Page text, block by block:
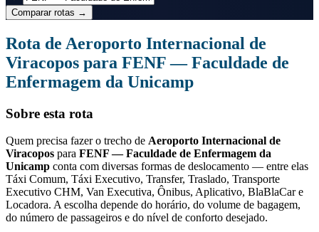
Comparar rotas →
Rota de Aeroporto Internacional de
Viracopos para FENF — Faculdade de
Enfermagem da Unicamp
Sobre esta rota
Quem precisa fazer o trecho de Aeroporto Internacional de
Viracopos para FENF — Faculdade de Enfermagem da
Unicamp conta com diversas formas de deslocamento — entre elas
Táxi Comum, Táxi Executivo, Transfer, Traslado, Transporte
Executivo CHM, Van Executiva, Ônibus, Aplicativo, BlaBlaCar e
Locadora. A escolha depende do horário, do volume de bagagem,
do número de passageiros e do nível de conforto desejado.